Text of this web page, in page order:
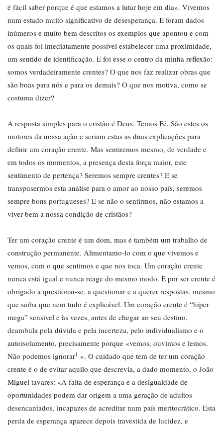
é fácil saber porque é que estamos a lutar hoje em dia». Vivemos
num estado muito significativo de desesperança. E foram dados
inúmeros e muito bem descritos os exemplos que apontou e com
os quais foi imediatamente possível estabelecer uma proximidade,
um sentido de identificação. E foi esse o centro da minha reflexão:
somos verdadeiramente crentes? O que nos faz realizar obras que
são boas para nós e para os demais? O que nos motiva, como se
costuma dizer?
A resposta simples para o cristão é Deus. Temos Fé. São estes os
motores da nossa ação e seriam estas as duas explicações para
definir um coração crente. Mas sentiremos mesmo, de verdade e
em todos os momentos, a presença desta força maior, este
sentimento de pertença? Seremos sempre crentes? E se
transpusermos esta análise para o amor ao nosso país, seremos
sempre bons portugueses? E se não o sentirmos, não estamos a
viver bem a nossa condição de cristãos?
Ter um coração crente é um dom, mas é também um trabalho de
construção permanente. Alimentamo-lo com o que vivemos e
vemos, com o que sentimos e que nos toca. Um coração crente
nunca está igual e nunca reage do mesmo modo. E por ser crente é
obrigado a questionar-se, a questionar e a querer respostas, mesmo
que saiba que nem tudo é explicável. Um coração crente é “híper
mega” sensível e às vezes, antes de chegar ao seu destino,
deambula pela dúvida e pela incerteza, pelo individualismo e o
autoisolamento, precisamente porque «vemos, ouvimos e lemos.
Não podemos ignorar1 ». O cuidado que tem de ter um coração
crente é o de evitar aquilo que descrevia, a dado momento, o João
Miguel tavares: «A falta de esperança e a desigualdade de
oportunidades podem dar origem a uma geração de adultos
desencantados, incapazes de acreditar num país meritocrático. Esta
perda de esperança aparece depois travestida de lucidez, e